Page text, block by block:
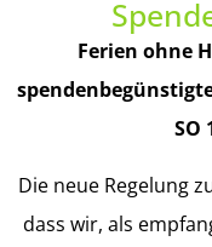
Ferien ohne
SO
Die neue Regelung
dass wir, als